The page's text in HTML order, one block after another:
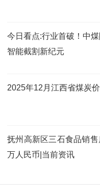
今日看点:行业首破！中
智能截割新纪元
2025年12月江西省煤炭
抚州高新区三石食品销
万人民币|当前资讯